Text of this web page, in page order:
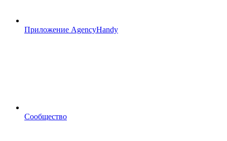
Приложение AgencyHandy
Сообщество